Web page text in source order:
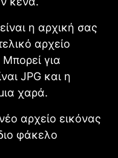
η αρχική σας
αρχείο
Μπορεί για
JPG και η
χαρά.
αρχείο εικόνας
φάκελο